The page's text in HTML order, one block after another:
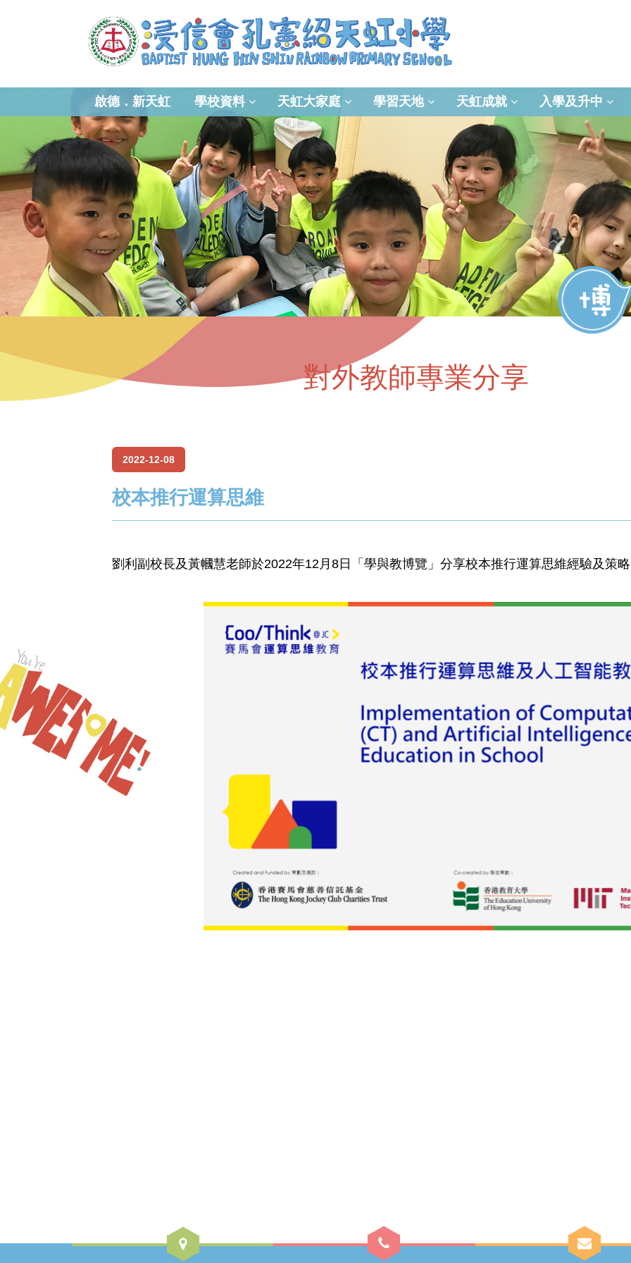
啟德．新天虹 學校資料 天虹大家庭 學習天地 天虹成就 入學及升中
對外教師專業分享
2022-12-08
校本推行運算思維
劉利副校長及黃幗慧老師於2022年12月8日「學與教博覽」分享校本推行運算思維經驗及策